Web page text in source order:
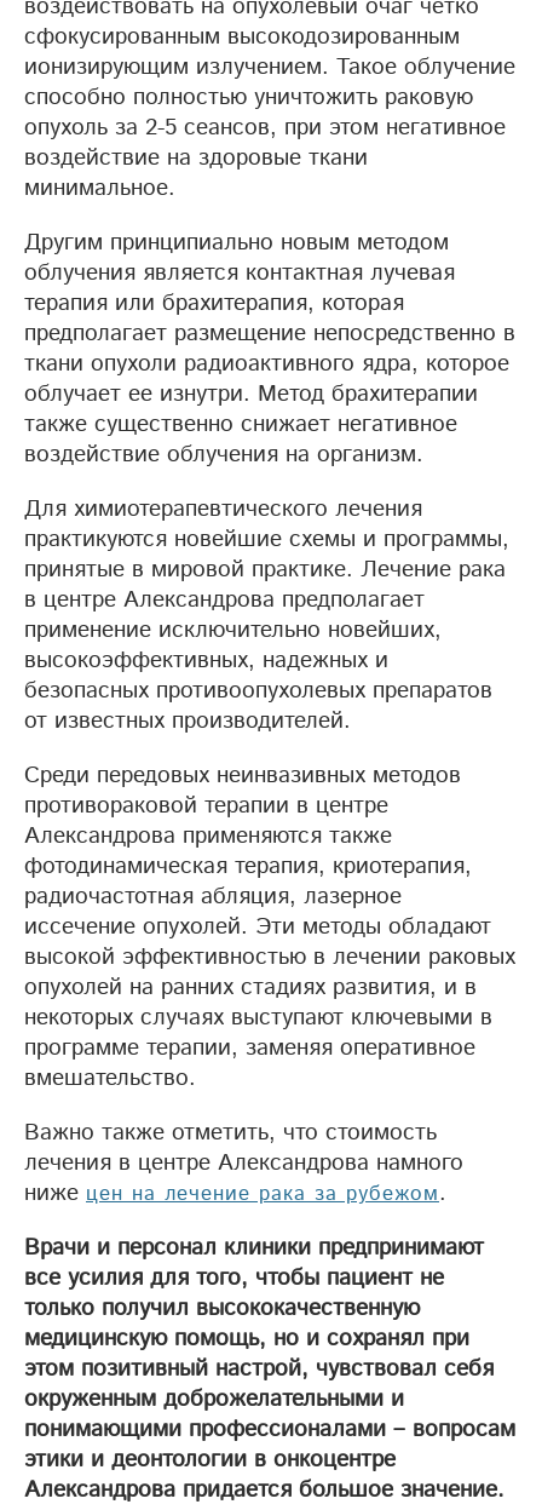
воздействовать на опухолевый очаг четко
сфокусированным высокодозированным
ионизирующим излучением. Такое облучение
способно полностью уничтожить раковую
опухоль за 2-5 сеансов, при этом негативное
воздействие на здоровые ткани
минимальное.
Другим принципиально новым методом
облучения является контактная лучевая
терапия или брахитерапия, которая
предполагает размещение непосредственно в
ткани опухоли радиоактивного ядра, которое
облучает ее изнутри. Метод брахитерапии
также существенно снижает негативное
воздействие облучения на организм.
Для химиотерапевтического лечения
практикуются новейшие схемы и программы,
принятые в мировой практике. Лечение рака
в центре Александрова предполагает
применение исключительно новейших,
высокоэффективных, надежных и
безопасных противоопухолевых препаратов
от известных производителей.
Среди передовых неинвазивных методов
противораковой терапии в центре
Александрова применяются также
фотодинамическая терапия, криотерапия,
радиочастотная абляция, лазерное
иссечение опухолей. Эти методы обладают
высокой эффективностью в лечении раковых
опухолей на ранних стадиях развития, и в
некоторых случаях выступают ключевыми в
программе терапии, заменяя оперативное
вмешательство.
Важно также отметить, что стоимость
лечения в центре Александрова намного
ниже цен на лечение рака за рубежом.
Врачи и персонал клиники предпринимают
все усилия для того, чтобы пациент не
только получил высококачественную
медицинскую помощь, но и сохранял при
этом позитивный настрой, чувствовал себя
окруженным доброжелательными и
понимающими профессионалами – вопросам
этики и деонтологии в онкоцентре
Александрова придается большое значение.